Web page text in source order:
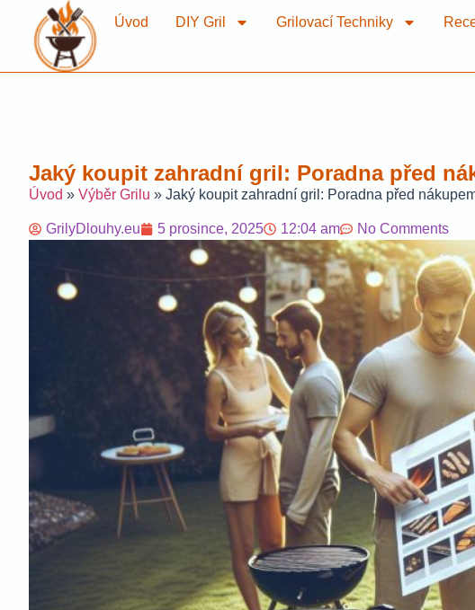
Úvod DIY Gril Grilovací Techniky
Jaký koupit zahradní gril: Poradna před
Úvod » Výběr Grilu » Jaký koupit zahradní gril: Poradna před
GrilyDlouhy.eu 5 prosince, 2025 12:04 am No Comments